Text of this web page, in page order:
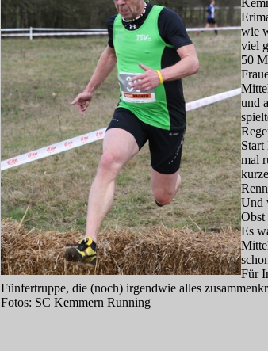
wie
viel
50
und
Start
mal
Und
Obst
Es
Für
Fünfertruppe, die (noch) irgendwie alles
Fotos: SC Kemmern Running